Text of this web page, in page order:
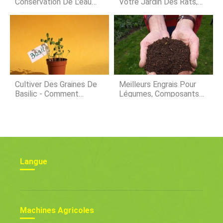
Cultiver Des Graines De
Basilic - Comment
Meilleurs Engrais Pour
Légumes, Composants
Langue
Machines Agricoles